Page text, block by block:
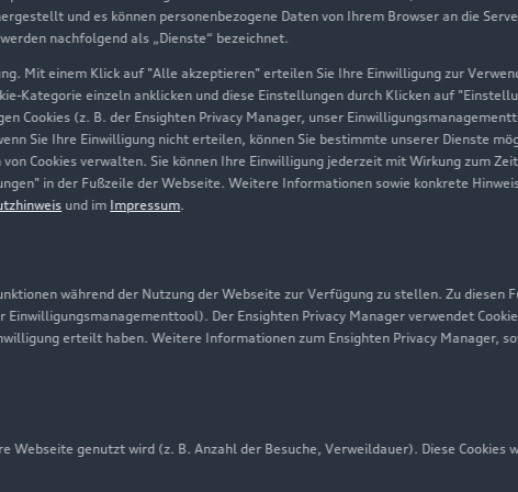
und es können personenbezogene Daten von Ihrem Browser an die
nachfolgend als „Dienste“ bezeichnet.
Mit einem Klick auf "Alle akzeptieren" erteilen Sie Ihre Einwilligung zur
Kategorie einzeln anklicken und diese Einstellungen durch Klicken auf
Cookies (z. B. der Ensighten Privacy Manager, unser
Sie Ihre Einwilligung nicht erteilen, können Sie bestimmte unserer Dienste
Cookies verwalten. Sie können Ihre Einwilligung jederzeit mit Wirkung zum
in der Fußzeile der Webseite. Weitere Informationen sowie konkrete
und im Impressum.
während der Nutzung der Webseite zur Verfügung zu stellen. Zu diesen
Der Ensighten Privacy Manager verwendet
erteilt haben. Weitere Informationen zum Ensighten Privacy Manager,
Webseite genutzt wird (z. B. Anzahl der Besuche, Verweildauer). Diese Cookies
Audi
Relations
& Media Center
erleben